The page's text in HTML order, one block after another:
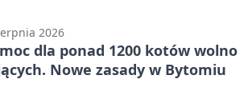
2026
dla ponad 1200 kotów wolno
Nowe zasady w Bytomiu